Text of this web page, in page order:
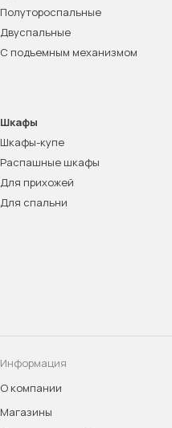
Полутороспальные
Двуспальные
С подъемным механизмом
Шкафы
Шкафы-купе
Распашные шкафы
Для прихожей
Для спальни
Информация
О компании
Магазины